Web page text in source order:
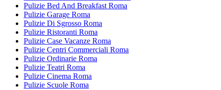
Pulizie Bed And Breakfast Roma
Pulizie Garage Roma
Pulizie Di Sgrosso Roma
Pulizie Ristoranti Roma
Pulizie Case Vacanze Roma
Pulizie Centri Commerciali Roma
Pulizie Ordinarie Roma
Pulizie Teatri Roma
Pulizie Cinema Roma
Pulizie Scuole Roma